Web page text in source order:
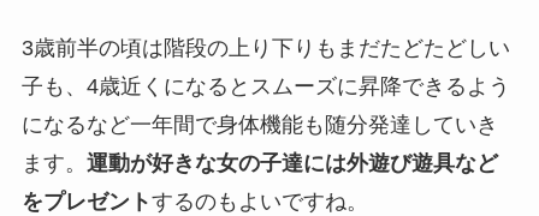
3歳前半の頃は階段の上り下りもまだたどたどしい
子も、4歳近くになるとスムーズに昇降できるよう
になるなど一年間で身体機能も随分発達していき
ます。 運動が好きな女の子達には外遊び遊具など
をプレゼントするのもよいですね。